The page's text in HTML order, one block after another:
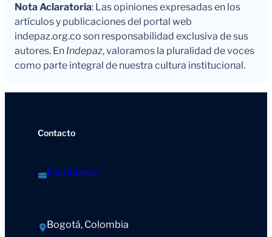
Nota Aclaratoria: Las opiniones expresadas en los
artículos y publicaciones del portal web
indepaz.org.co son responsabilidad exclusiva de sus
autores. En Indepaz, valoramos la pluralidad de voces
como parte integral de nuestra cultura institucional.
Contacto
Escríbenos
Bogotá, Colombia